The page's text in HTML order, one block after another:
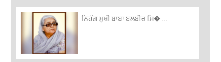
ਨਿਹੰਗ ਮੁਖੀ ਬਾਬਾ ਬਲਬੀਰ ਸਿ� ...